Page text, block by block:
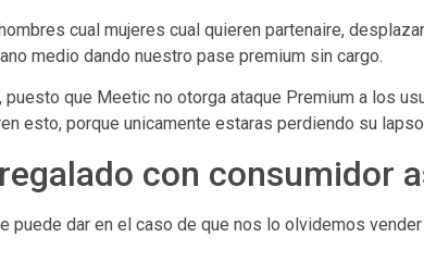
cual mujeres cual quieren partenaire,
medio dando nuestro pase premium sin cargo.
que Meetic no otorga ataque Premium a los
esto, porque unicamente estaras perdiendo su
con consumidor
dar en el caso de que nos lo olvidemos